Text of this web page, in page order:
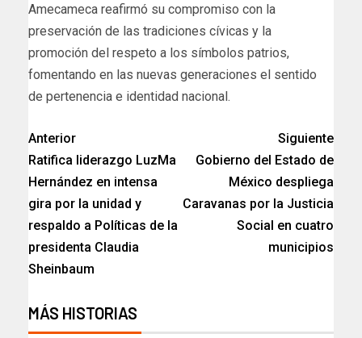
Amecameca reafirmó su compromiso con la
preservación de las tradiciones cívicas y la
promoción del respeto a los símbolos patrios,
fomentando en las nuevas generaciones el sentido
de pertenencia e identidad nacional.
Anterior
Ratifica liderazgo LuzMa
Hernández en intensa
gira por la unidad y
respaldo a Políticas de la
presidenta Claudia
Sheinbaum
Siguiente
Gobierno del Estado de
México despliega
Caravanas por la Justicia
Social en cuatro
municipios
MÁS HISTORIAS